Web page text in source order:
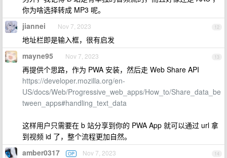
你为啥选择转成 MP3 呢。
12
jiannei Nov 7, 2023
地址栏即是输入框，很有启发
13
mayne95 Nov 7, 2023
再提供个思路，作为 PWA 安装，然后走 Web Share API
https://developer.mozilla.org/en-
US/docs/Web/Progressive_web_apps/How_to/Share_data_be
tween_apps#handling_text_data
这样用户只需要在 b 站分享到你的 PWA App 就可以通过 url 拿
到视频 id 了，整个流程更加自然。
14
amber0317 OP Nov 7, 2023